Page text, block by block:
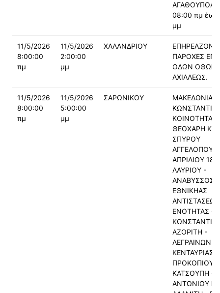
08:00 πμ
μμ
11/5/2026
8:00:00
πμ
11/5/2026
2:00:00
μμ
ΧΑΛΑΝΔΡΙΟΥ
ΠΑΡΟΧΕΣ
ΟΔΩΝ
ΑΧΙΛΛΕΩΣ.
11/5/2026
8:00:00
πμ
11/5/2026
5:00:00
μμ
ΣΑΡΩΝΙΚΟΥ
ΜΑΚΕΔΟΝΙΑΣ
ΚΟΙΝΟΤΗΤΑΣ
ΘΕΟΧΑΡΗ
ΣΠΥΡΟΥ
ΑΠΡΙΛΙΟΥ
ΛΑΥΡΙΟΥ -
ΑΝΑΒΥΣΣΟΣ -
ΕΘΝΙΚΗΑΣ
ΕΝΟΤΗΤΑΣ -
ΑΖΟΡΙΤΗ -
ΛΕΓΡΑΙΝΩΝ -
ΚΕΝΤΑΥΡΙΑΣ -
ΠΡΟΚΟΠΙΟΥ
ΚΑΤΣΟΥΠΗ -
ΑΝΤΩΝΙΟΥ